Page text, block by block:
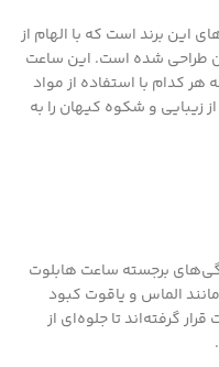
این برند است که با الهام از
طراحی شده است. این ساعت
کدام با استفاده از مواد
زیبایی و شکوه کیهان را به
برجسته ساعت هابلوت
الماس و یاقوت کبود
گرفته‌اند تا جلوه‌ای از